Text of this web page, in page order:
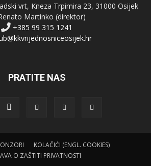
vrt, Kneza Trpimira 23, 31000 Osijek
Martinko (direktor)
+385 99 315 1241
PRATITE NAS
KOLAČIĆI (ENGL. COOKIES)
O ZAŠTITI PRIVATNOSTI